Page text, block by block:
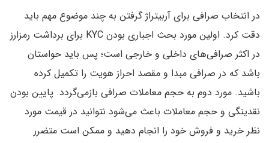
در انتخاب صرافی برای آربیتراژ گرفتن به چند موضوع مهم باید
دقت کرد. اولین مورد بحث اجباری بودن KYC برای برداشت رمزارز
در اکثر صرافی‌های داخلی و خارجی است؛ پس باید حواستان
باشد که در صرافی مبدا و مقصد احراز هویت را تکمیل کرده
باشید. مورد دوم به حجم معاملات صرافی بازمی‌گردد. پایین بودن
نقدینگی و حجم معاملات باعث می‌شود نتوانید در قیمت مورد
نظر خرید و فروش خود را انجام دهید و ممکن است متضرر